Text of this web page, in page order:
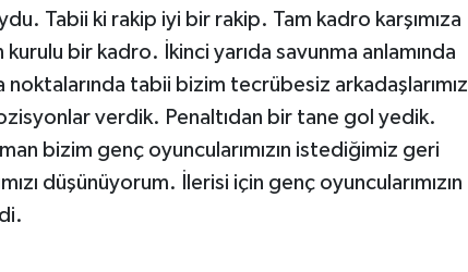
Tabii ki rakip iyi bir rakip. Tam kadro karşımıza
bir kadro. İkinci yarıda savunma anlamında
noktalarında tabii bizim tecrübesiz arkadaşlarımız
verdik. Penaltıdan bir tane gol yedik.
bizim genç oyuncularımızın istediğimiz geri
düşünüyorum. İlerisi için genç oyuncularımızın